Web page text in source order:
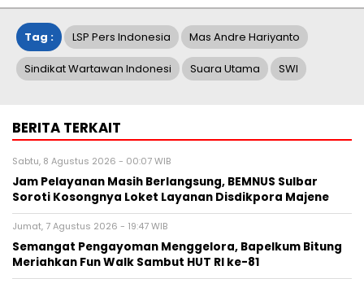
Tag : LSP Pers Indonesia Mas Andre Hariyanto
Sindikat Wartawan Indonesi Suara Utama SWI
BERITA TERKAIT
Sabtu, 8 Agustus 2026 - 00:07 WIB
Jam Pelayanan Masih Berlangsung, BEMNUS Sulbar
Soroti Kosongnya Loket Layanan Disdikpora Majene
Jumat, 7 Agustus 2026 - 19:47 WIB
Semangat Pengayoman Menggelora, Bapelkum Bitung
Meriahkan Fun Walk Sambut HUT RI ke-81